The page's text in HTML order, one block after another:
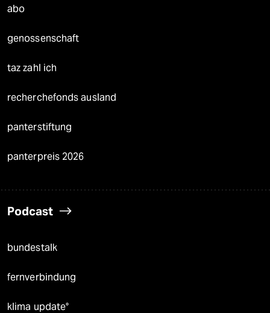
abo
genossenschaft
taz zahl ich
recherchefonds ausland
panterstiftung
panterpreis 2026
Podcast
bundestalk
fernverbindung
klima update°